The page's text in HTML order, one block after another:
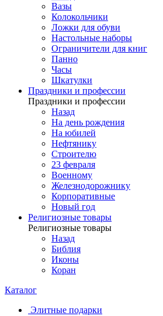
Вазы
Колокольчики
Ложки для обуви
Настольные наборы
Ограничители для книг
Панно
Часы
Шкатулки
Праздники и профессии
Праздники и профессии
Назад
На день рождения
На юбилей
Нефтянику
Строителю
23 февраля
Военному
Железнодорожнику
Корпоративные
Новый год
Религиозные товары
Религиозные товары
Назад
Библия
Иконы
Коран
Каталог
Элитные подарки